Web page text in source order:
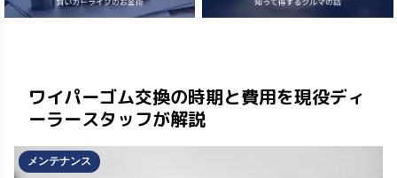
ワイパーゴム交換の時期と費用を現役ディ
ーラースタッフが解説
メンテナンス